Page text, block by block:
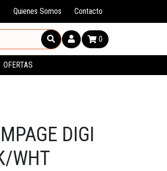
Quienes Somos Contacto
0
OFERTAS
DIGI
WHT